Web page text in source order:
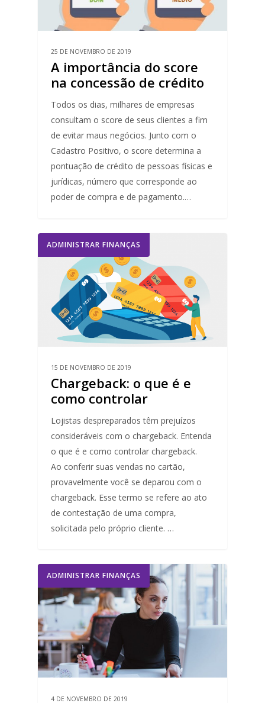
25 DE NOVEMBRO DE 2019
A importância do score
na concessão de crédito
Todos os dias, milhares de empresas
consultam o score de seus clientes a fim
de evitar maus negócios. Junto com o
Cadastro Positivo, o score determina a
pontuação de crédito de pessoas físicas e
jurídicas, número que corresponde ao
poder de compra e de pagamento.…
ADMINISTRAR FINANÇAS
15 DE NOVEMBRO DE 2019
Chargeback: o que é e
como controlar
Lojistas despreparados têm prejuízos
consideráveis com o chargeback. Entenda
o que é e como controlar chargeback.
Ao conferir suas vendas no cartão,
provavelmente você se deparou com o
chargeback. Esse termo se refere ao ato
de contestação de uma compra,
solicitada pelo próprio cliente. …
ADMINISTRAR FINANÇAS
4 DE NOVEMBRO DE 2019